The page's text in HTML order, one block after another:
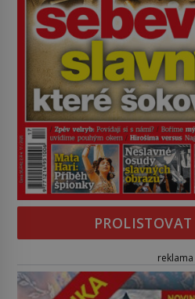
reklama